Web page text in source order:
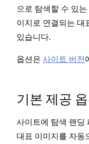
으로 탐색할 수 있
이지로 연결되는 대
있습니다.
옵션은 사이트 버전
기본 제공
사이트에 탐색 랜딩
대표 이미지를 자동